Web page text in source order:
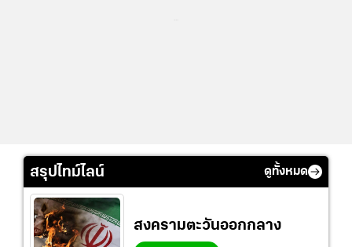
สรุปไทม์ไลน์ ดูทั้งหมด
สงครามตะวันออกกลาง